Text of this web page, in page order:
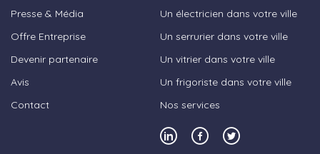
Presse & Média
Offre Entreprise
Devenir partenaire
Avis
Contact
Un électricien dans votre ville
Un serrurier dans votre ville
Un vitrier dans votre ville
Un frigoriste dans votre ville
Nos services